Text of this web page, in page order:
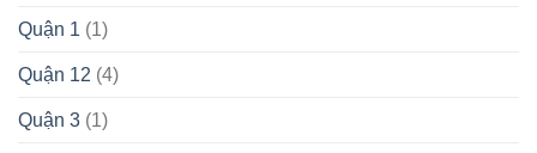
Quận 1 (1)
Quận 12 (4)
Quận 3 (1)